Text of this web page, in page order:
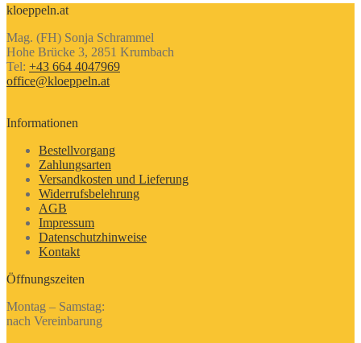
kloeppeln.at
Mag. (FH) Sonja Schrammel
Hohe Brücke 3, 2851 Krumbach
Tel: +43 664 4047969
office@kloeppeln.at
Informationen
Bestellvorgang
Zahlungsarten
Versandkosten und Lieferung
Widerrufsbelehrung
AGB
Impressum
Datenschutzhinweise
Kontakt
Öffnungszeiten
Montag – Samstag:
nach Vereinbarung